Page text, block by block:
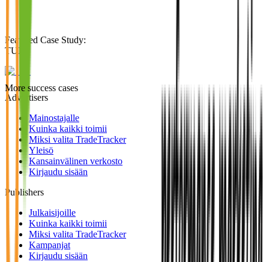
Featured Case Study:
TUI
More success cases
Advertisers
Mainostajalle
Kuinka kaikki toimii
Miksi valita TradeTracker
Yleisö
Kansainvälinen verkosto
Kirjaudu sisään
Publishers
Julkaisijoille
Kuinka kaikki toimii
Miksi valita TradeTracker
Kampanjat
Kirjaudu sisään